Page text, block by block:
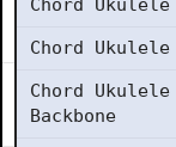
Chord
Chord Ukulele
Chord Ukulele
Backbone